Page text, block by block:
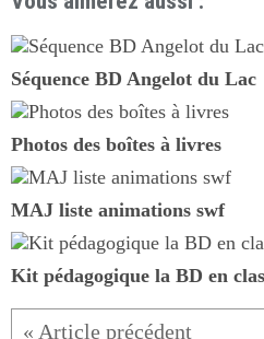
Séquence BD Angelot du Lac
Photos des boîtes à livres
MAJ liste animations swf
Kit pédagogique la BD en